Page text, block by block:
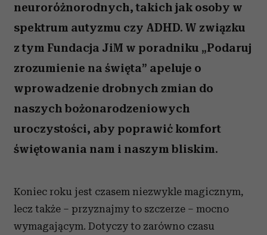
neuroróżnorodnych, takich jak osoby w
spektrum autyzmu czy ADHD. W związku
z tym Fundacja JiM w poradniku „Podaruj
zrozumienie na święta” apeluje o
wprowadzenie drobnych zmian do
naszych bożonarodzeniowych
uroczystości, aby poprawić komfort
świętowania nam i naszym bliskim.
Koniec roku jest czasem niezwykle magicznym,
lecz także – przyznajmy to szczerze – mocno
wymagającym. Dotyczy to zarówno czasu